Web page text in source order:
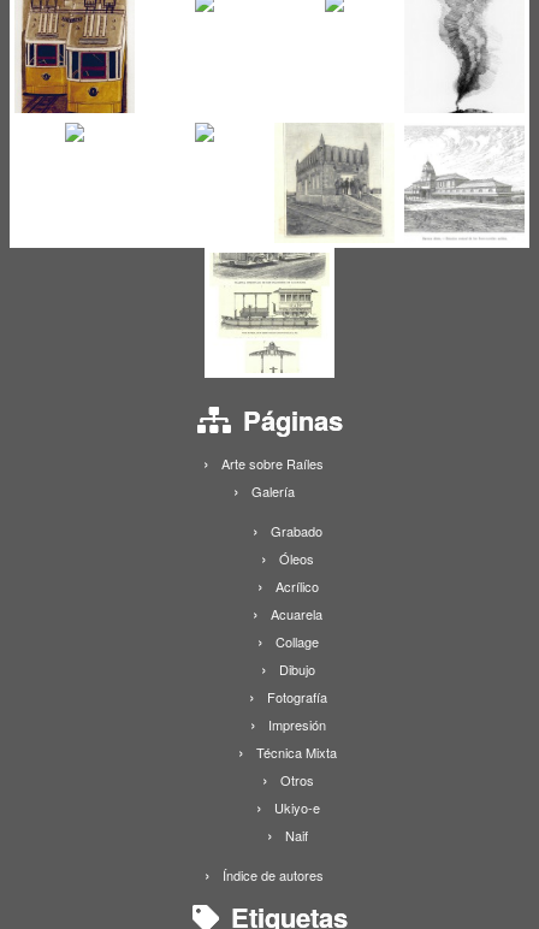
Páginas
Arte sobre Raíles
Galería
Grabado
Óleos
Acrílico
Acuarela
Collage
Dibujo
Fotografía
Impresión
Técnica Mixta
Otros
Ukiyo-e
Naif
Índice de autores
Etiquetas